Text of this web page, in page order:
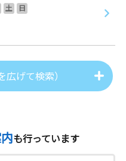
土
日
げて検索）
も行っています